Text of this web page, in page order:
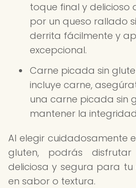
toque final y delicioso
por un queso rallado
derrita fácilmente y
excepcional.
Carne picada sin
incluye carne,
una carne picada sin
mantener la
Al elegir cuidadosamente
gluten, podrás
deliciosa y segura para
en sabor o textura.